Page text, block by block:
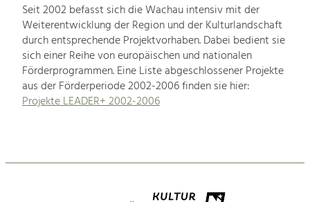
Seit 2002 befasst sich die Wachau intensiv mit der
Weiterentwicklung der Region und der Kulturlandschaft
durch entsprechende Projektvorhaben. Dabei bedient sie
sich einer Reihe von europäischen und nationalen
Förderprogrammen. Eine Liste abgeschlossener Projekte
aus der Förderperiode 2002-2006 finden sie hier:
Projekte LEADER+ 2002-2006